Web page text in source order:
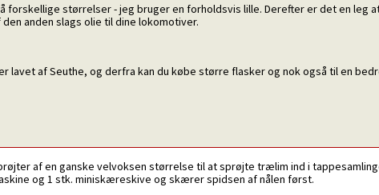
forskellige størrelser - jeg bruger en forholdsvis lille. Derefter er det en leg
anden slags olie til dine lokomotiver.
lavet af Seuthe, og derfra kan du købe større flasker og nok også til en
af en ganske velvoksen størrelse til at sprøjte trælim ind i
og 1 stk. miniskæreskive og skærer spidsen af nålen først.